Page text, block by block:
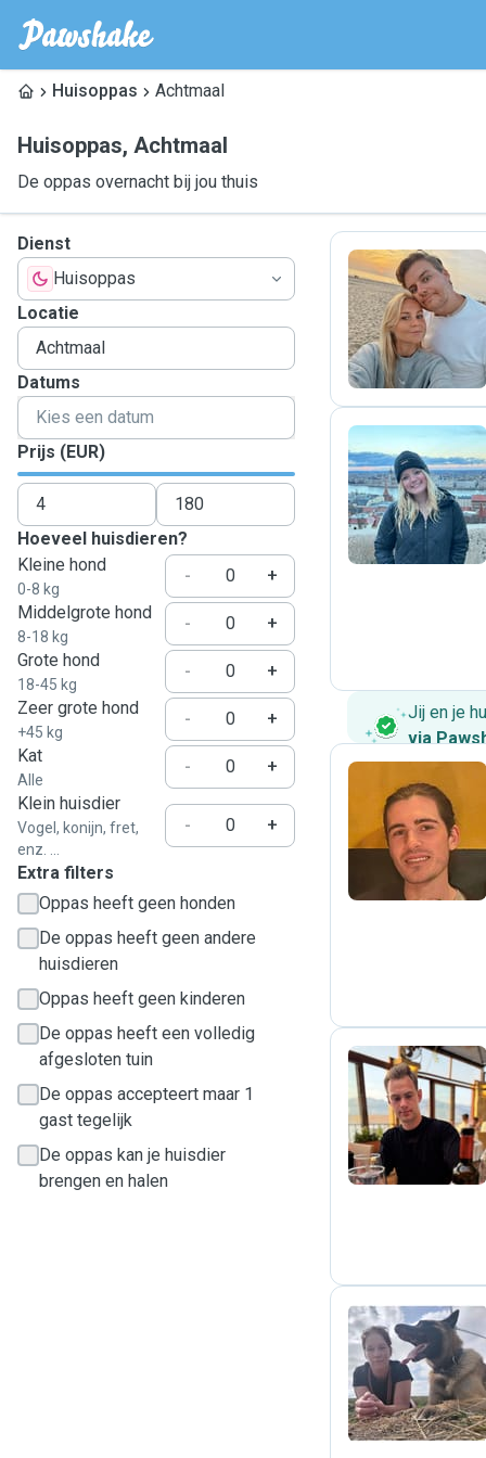
Huisoppas Achtmaal
Huisoppas, Achtmaal
De oppas overnacht bij jou thuis
Dienst
Huisoppas
Locatie
Datums
Prijs (EUR)
Hoeveel huisdieren?
Kleine hond
0-8 kg
-
+
Middelgrote hond
8-18 kg
-
+
Grote hond
18-45 kg
-
+
Zeer grote hond
+45 kg
-
+
Kat
Alle
-
+
Klein huisdier
Vogel, konijn, fret,
enz. ...
- +
Extra filters
Oppas heeft geen honden
De oppas heeft geen andere
huisdieren
Oppas heeft geen kinderen
De oppas heeft een volledig
afgesloten tuin
De oppas accepteert maar 1
gast tegelijk
De oppas kan je huisdier
brengen en halen
V
R
Jij en je
via
T
J
A